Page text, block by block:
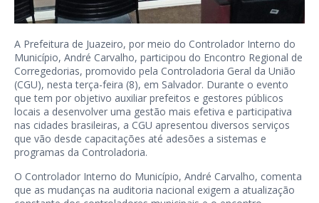
A Prefeitura de Juazeiro, por meio do Controlador Interno do
Município, André Carvalho, participou do Encontro Regional de
Corregedorias, promovido pela Controladoria Geral da União
(CGU), nesta terça-feira (8), em Salvador. Durante o evento
que tem por objetivo auxiliar prefeitos e gestores públicos
locais a desenvolver uma gestão mais efetiva e participativa
nas cidades brasileiras, a CGU apresentou diversos serviços
que vão desde capacitações até adesões a sistemas e
programas da Controladoria.
O Controlador Interno do Município, André Carvalho, comenta
que as mudanças na auditoria nacional exigem a atualização